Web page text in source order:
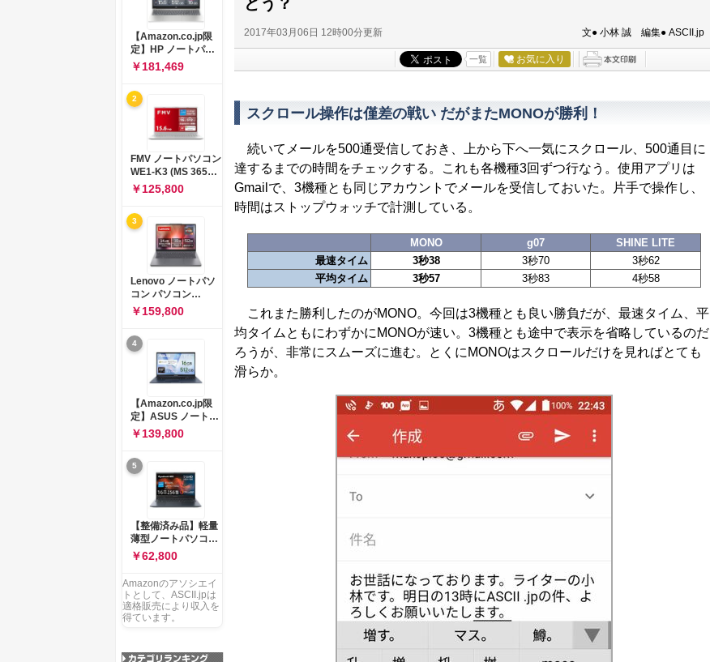
2017年03月06日 12時00分更新 文● 小林 誠 編集● ASCII.jp
一覧 お気に入り
スクロール操作は僅差の戦い だがまたMONOが勝利！
続いてメールを500通受信しておき、上から下へ一気にスクロール、500通目に
達するまでの時間をチェックする。これも各機種3回ずつ行なう。使用アプリは
Gmailで、3機種とも同じアカウントでメールを受信しておいた。片手で操作し、
時間はストップウォッチで計測している。
MONO g07
SHINE LITE
最速タイム
3秒38 3秒70
3秒62
平均タイム
3秒57 3秒83 4秒58
これまた勝利したのがMONO。今回は3機種とも良い勝負だが、最速タイム、平
均タイムともにわずかにMONOが速い。3機種とも途中で表示を省略しているのだ
ろうが、非常にスムーズに進む。とくにMONOはスクロールだけを見ればとても
滑らか。
【Amazon.co.jp限
定】HP ノートパソ
コン 15-fd 15.6イン
チ インテル Core 5
120U メモリ16GB
SSD512GB
Windows 11
Microsoft Office
2024搭載 WPS
Office搭載 カメラシ
ャッター 指紋認証 薄
型 Copilotキー搭載
ナチュラルシルバー
￥181,469
2
FMV ノートパソコン
WE1-K3 (MS 365
Personal/Copilotキ
ー搭載/Win 11/15.6
型/Core
i5/16GB/SSD
512GB/ホワイト)
FMVWK3E15W_AZ
￥125,800
3
Lenovo ノートパソ
コン パソコン
IdeaPad Slim 3 14.0
インチ AMD
Ryzen™ 5 8640HS
メモリ16GB
SSD512GB
Microsoft 365 試用
版 Windows11 バッ
テリー駆動12.6時間
重量1.39kg ルナグレ
ー 83K9003JJP ノー
トPC
￥159,800
4
【Amazon.co.jp限
定】ASUS ノートパ
ソコン Vivobook 15
M1502NAQ 15.6イ
ンチ AMD Ryzen 7
170 メモリ16GB
SSD 512GB
Microsoft 365
Personal (24か月版)
搭載 Windows 11 重
量1.7kg Wi-Fi 6E ク
ワイエットブルー
M1502NAQ-
￥139,800
5
【整備済み品】軽量
薄型ノートパソコン
dynabook G83 ■
13.3型
FHD(1920x1080) -
高性能第11世代Core
i5-1135G7 - メモリ
16GB - SSD 256GB
USB Type-C - MS
￥62,800
Amazonのアソシエイ
トとして、ASCII.jpは
適格販売により収入を
得ています。